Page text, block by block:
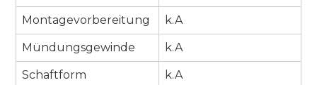
Montagevorbereitung k.A
Mündungsgewinde k.A
Schaftform k.A